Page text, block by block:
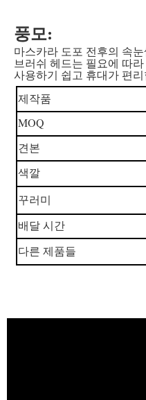
풍모:
마스카라 도포 전후의 속
브러쉬 헤드는 필요에 따
사용하기 쉽고 휴대가 편
제작품
MOQ
견본
색깔
꾸러미
배달 시간
다른 제품들